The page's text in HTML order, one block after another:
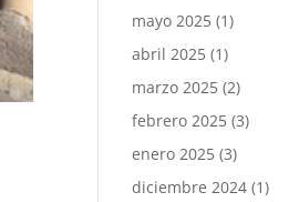
mayo 2025 (1)
abril 2025 (1)
marzo 2025 (2)
febrero 2025 (3)
enero 2025 (3)
diciembre 2024 (1)